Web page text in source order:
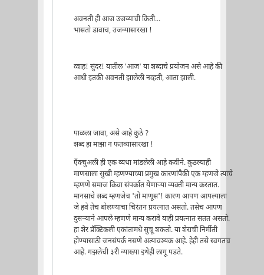
अवनती ही आज उजव्याची किती...
भासतो डावाच, उजव्यासारखा !
व्वाह! सुंदर! यातील 'आज' या शब्दाचे प्रयोजन असे आहे की
आधी इतकी अवनती झालेली नव्हती, आता झाली.
पाळला जावा, असे आहे कुठे ?
शब्द हा माझा न फतव्यासारखा !
ऍक्चुअली ही एक व्यथा मांडलेली आहे कवीने. कुठल्याही
माणसाला सुखी म्हणण्याच्या प्रमुख कारणांपैकी एक म्हणजे त्याचे
म्हणणे समाज किंवा संपर्कात येणार्‍या व्यक्ती मान्य करतात.
मानसाचे शब्द म्हणजेच 'तो माणूस'! कारण आपण आपल्याला
जे हवे तेच बोलण्याचा चिरंतन प्रयत्नात असतो. तसेच आपण
दुसर्‍याने आपले म्हणणे मान्य करावे याही प्रयत्नात सतत असतो.
हा शेर प्रॅक्टिकली एकांतामधे सुचू शकतो. या शेराची निर्मीती
होण्यासाठी जनसंपर्क नसणे अत्यावश्यक आहे. हेही तसे स्वगतच
आहे. गझलेची ३री व्याख्या इथेही लागू पडते.